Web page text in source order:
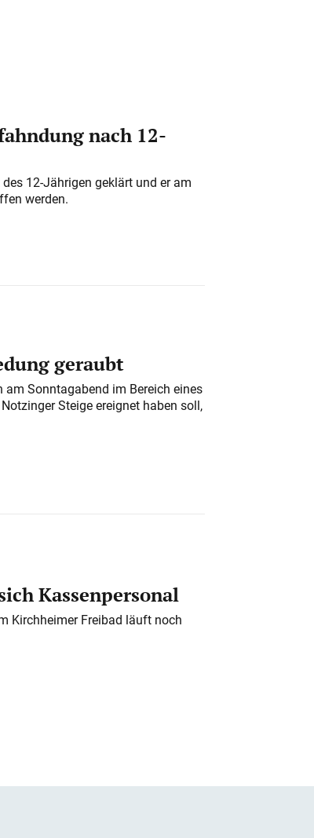
nach 12-
12-Jährigen geklärt und er am
werden.
geraubt
Sonntagabend im Bereich eines
Steige ereignet haben soll,
Kassenpersonal
Kirchheimer Freibad läuft noch